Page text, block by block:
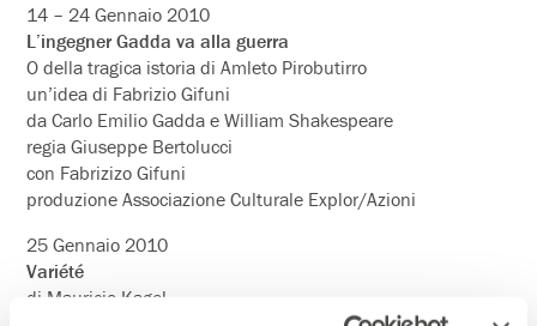
14 – 24 Gennaio 2010
L’ingegner Gadda va alla guerra
O della tragica istoria di Amleto Pirobutirro
un’idea di Fabrizio Gifuni
da Carlo Emilio Gadda e William Shakespeare
regia Giuseppe Bertolucci
con Fabrizizo Gifuni
produzione Associazione Culturale Explor/Azioni
25 Gennaio 2010
Variété
di Mauricio Kagel